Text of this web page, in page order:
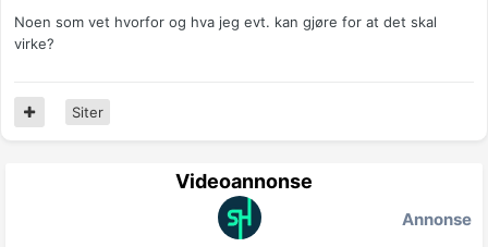
Noen som vet hvorfor og hva jeg evt. kan gjøre for at det skal
virke?
Siter
Videoannonse
Annonse